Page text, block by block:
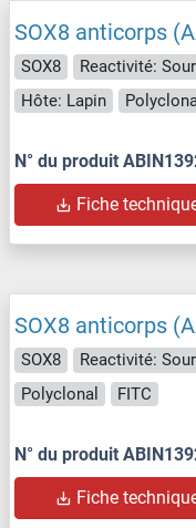
SOX8 anticorps
SOX8 Reactivité:
Hôte: Lapin
Polyclonal
N° du produit
Fiche
SOX8 anticorps
SOX8 Reactivité:
Polyclonal
FITC
N° du produit
Fiche